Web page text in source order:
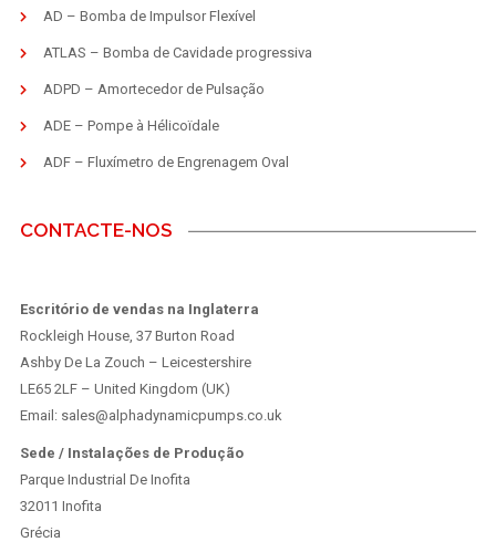
AD – Bomba de Impulsor Flexível
ATLAS – Bomba de Cavidade progressiva
ADPD – Amortecedor de Pulsação
ADE – Pompe à Hélicoïdale
ADF – Fluxímetro de Engrenagem Oval
CONTACTE-NOS
Escritório de vendas na Inglaterra
Rockleigh House, 37 Burton Road
Ashby De La Zouch – Leicestershire
LE65 2LF – United Kingdom (UK)
Email: sales@alphadynamicpumps.co.uk
Sede / Instalações de Produção
Parque Industrial De Inofita
32011 Inofita
Grécia